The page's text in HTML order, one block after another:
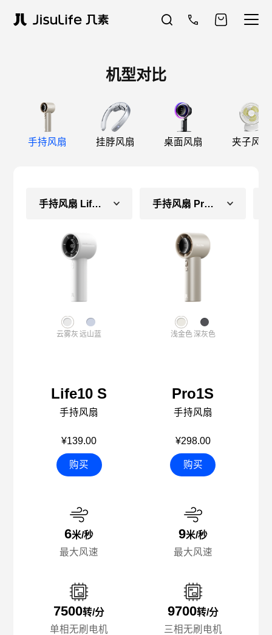
机型对比
手持风扇 挂脖风扇 桌面风扇 夹子风扇
手持风扇 Life10S
云雾灰 远山蓝
Life10 S
手持风扇
¥139.00
购买
6米/秒
最大风速
7500转/分
单相无刷电机
手持风扇 Pro1S
浅金色深灰色
Pro1S
手持风扇
¥298.00
购买
9米/秒
最大风速
9700转/分
三相无刷电机